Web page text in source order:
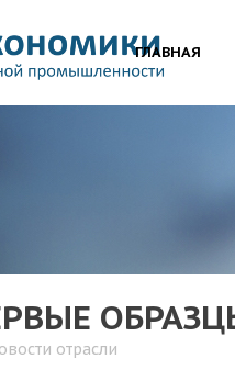
ГЛАВНАЯ
отрасли